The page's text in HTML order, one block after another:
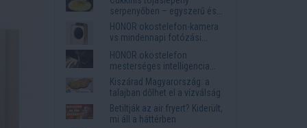
Western Union
serpenyőben – egyszerű és
laktató vacsora
HONOR okostelefon-kamera
vs mindennapi fotózási
igények
HONOR okostelefon
mesterséges intelligencia
funkciók, amelyek
megkönnyítik az életet
Kiszárad Magyarország: a
talajban dőlhet el a vízválság
Betiltják az air fryert? Kiderült,
mi áll a háttérben